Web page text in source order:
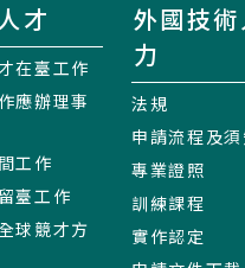
才
在臺工作
應辦理事
工作
臺工作
球競才方
外國技術
力
法規
申請流程及
專業證照
訓練課程
實作認定